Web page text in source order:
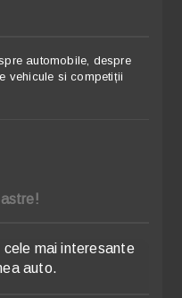
automobile, despre
vehicule si competiții
mai interesante
auto.